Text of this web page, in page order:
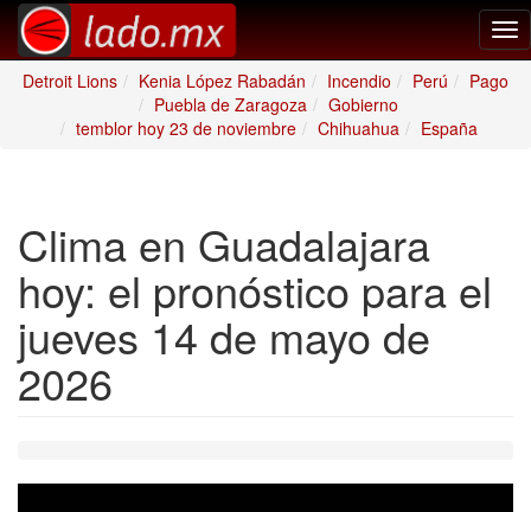
Detroit Lions
Kenia López Rabadán Incendio Perú
Pago
Puebla de Zaragoza
Gobierno
temblor hoy 23 de noviembre
Chihuahua España
Clima en Guadalajara
hoy: el pronóstico para el
jueves 14 de mayo de
2026